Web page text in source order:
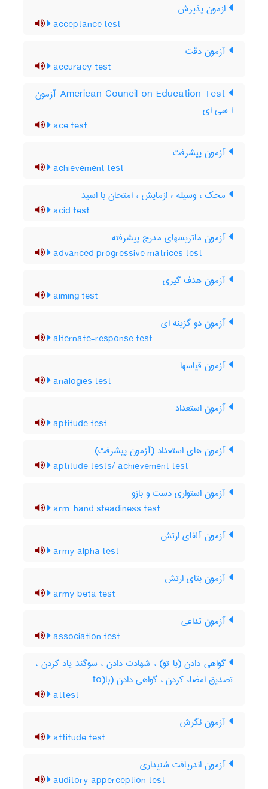
ازمون پذیرش
acceptance test
آزمون دقت
accuracy test
‎American Council on Education Test آزمون
ا سی ای
ace test
آزمون پيشرفت
achievement test
محک ، وسیله ء ازمایش ، امتحان با اسید
acid test
آزمون ماتریسهای مدرج پیشرفته
advanced progressive matrices test
آزمون هدف گیری
aiming test
آزمون دو گزینه ای
alternate-response test
آزمون قیاسها
analogies test
آزمون استعداد
aptitude test
آزمون های استعداد (آزمون پیشرفت)
aptitude tests/ achievement test
آزمون استواری دست و بازو
arm-hand steadiness test
آزمون آلفای ارتش
army alpha test
آزمون بتای ارتش
army beta test
آزمون تداعی
association test
گواهی دادن (با تو) ، شهادت دادن ، سوگند یاد کردن ،
تصدیق امضاء کردن ، گواهی دادن (با(to
attest
آزمون نگرش
attitude test
آزمون اندریافت شنیداری
auditory apperception test